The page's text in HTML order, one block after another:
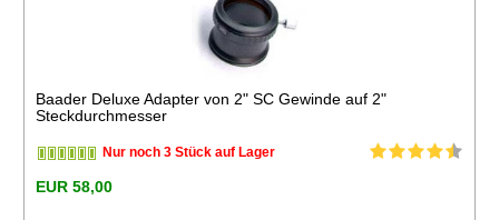
Baader Deluxe Adapter von 2" SC Gewinde auf 2"
Steckdurchmesser
Nur noch 3 Stück auf Lager
EUR 58,00